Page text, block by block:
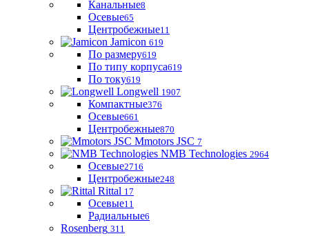
Канальные8
Осевые65
Центробежные11
Jamicon 619
По размеру619
По типу корпуса619
По току619
Longwell 1907
Компактные376
Осевые661
Центробежные870
Mmotors JSC 7
NMB Technologies 2964
Осевые2716
Центробежные248
Rittal 17
Осевые11
Радиальные6
Rosenberg 311